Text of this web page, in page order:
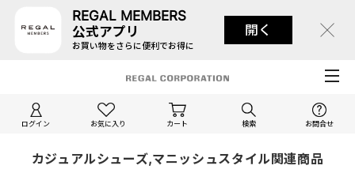
REGAL MEMBERS
公式アプリ
お買い物をさらに便利でお得に
開く
ログイン お気に入り カート 検索 お問合せ
カジュアルシューズ,マニッシュスタイル関連商品